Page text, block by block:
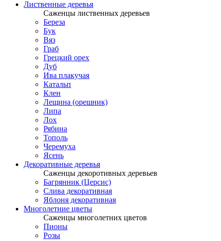
Лиственные деревья
Саженцы лиственных деревьев
Береза
Бук
Вяз
Граб
Грецкий орех
Дуб
Ива плакучая
Катальп
Клен
Лещина (орешник)
Липа
Лох
Рябина
Тополь
Черемуха
Ясень
Декоративные деревья
Саженцы декоротивных деревьев
Багрянник (Церсис)
Слива декоративная
Яблоня декоративная
Многолетние цветы
Саженцы многолетних цветов
Пионы
Розы